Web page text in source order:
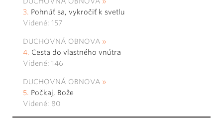
Pohnúť sa, vykročiť k svetlu
Videné: 157
DUCHOVNÁ OBNOVA
Cesta do vlastného vnútra
Videné: 146
DUCHOVNÁ OBNOVA
Počkaj, Bože
Videné: 80